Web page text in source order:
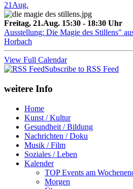
21 Aug.
Freitag, 21.Aug. 15:30 - 18:30 Uhr
Ausstellung: Die Magie des Stillens"
Horbach
View Full Calendar
Subscribe to RSS Feed
weitere Info
Home
Kunst / Kultur
Gesundheit / Bildung
Nachrichten / Doku
Musik / Film
Soziales / Leben
Kalender
TOP Events am
Morgen